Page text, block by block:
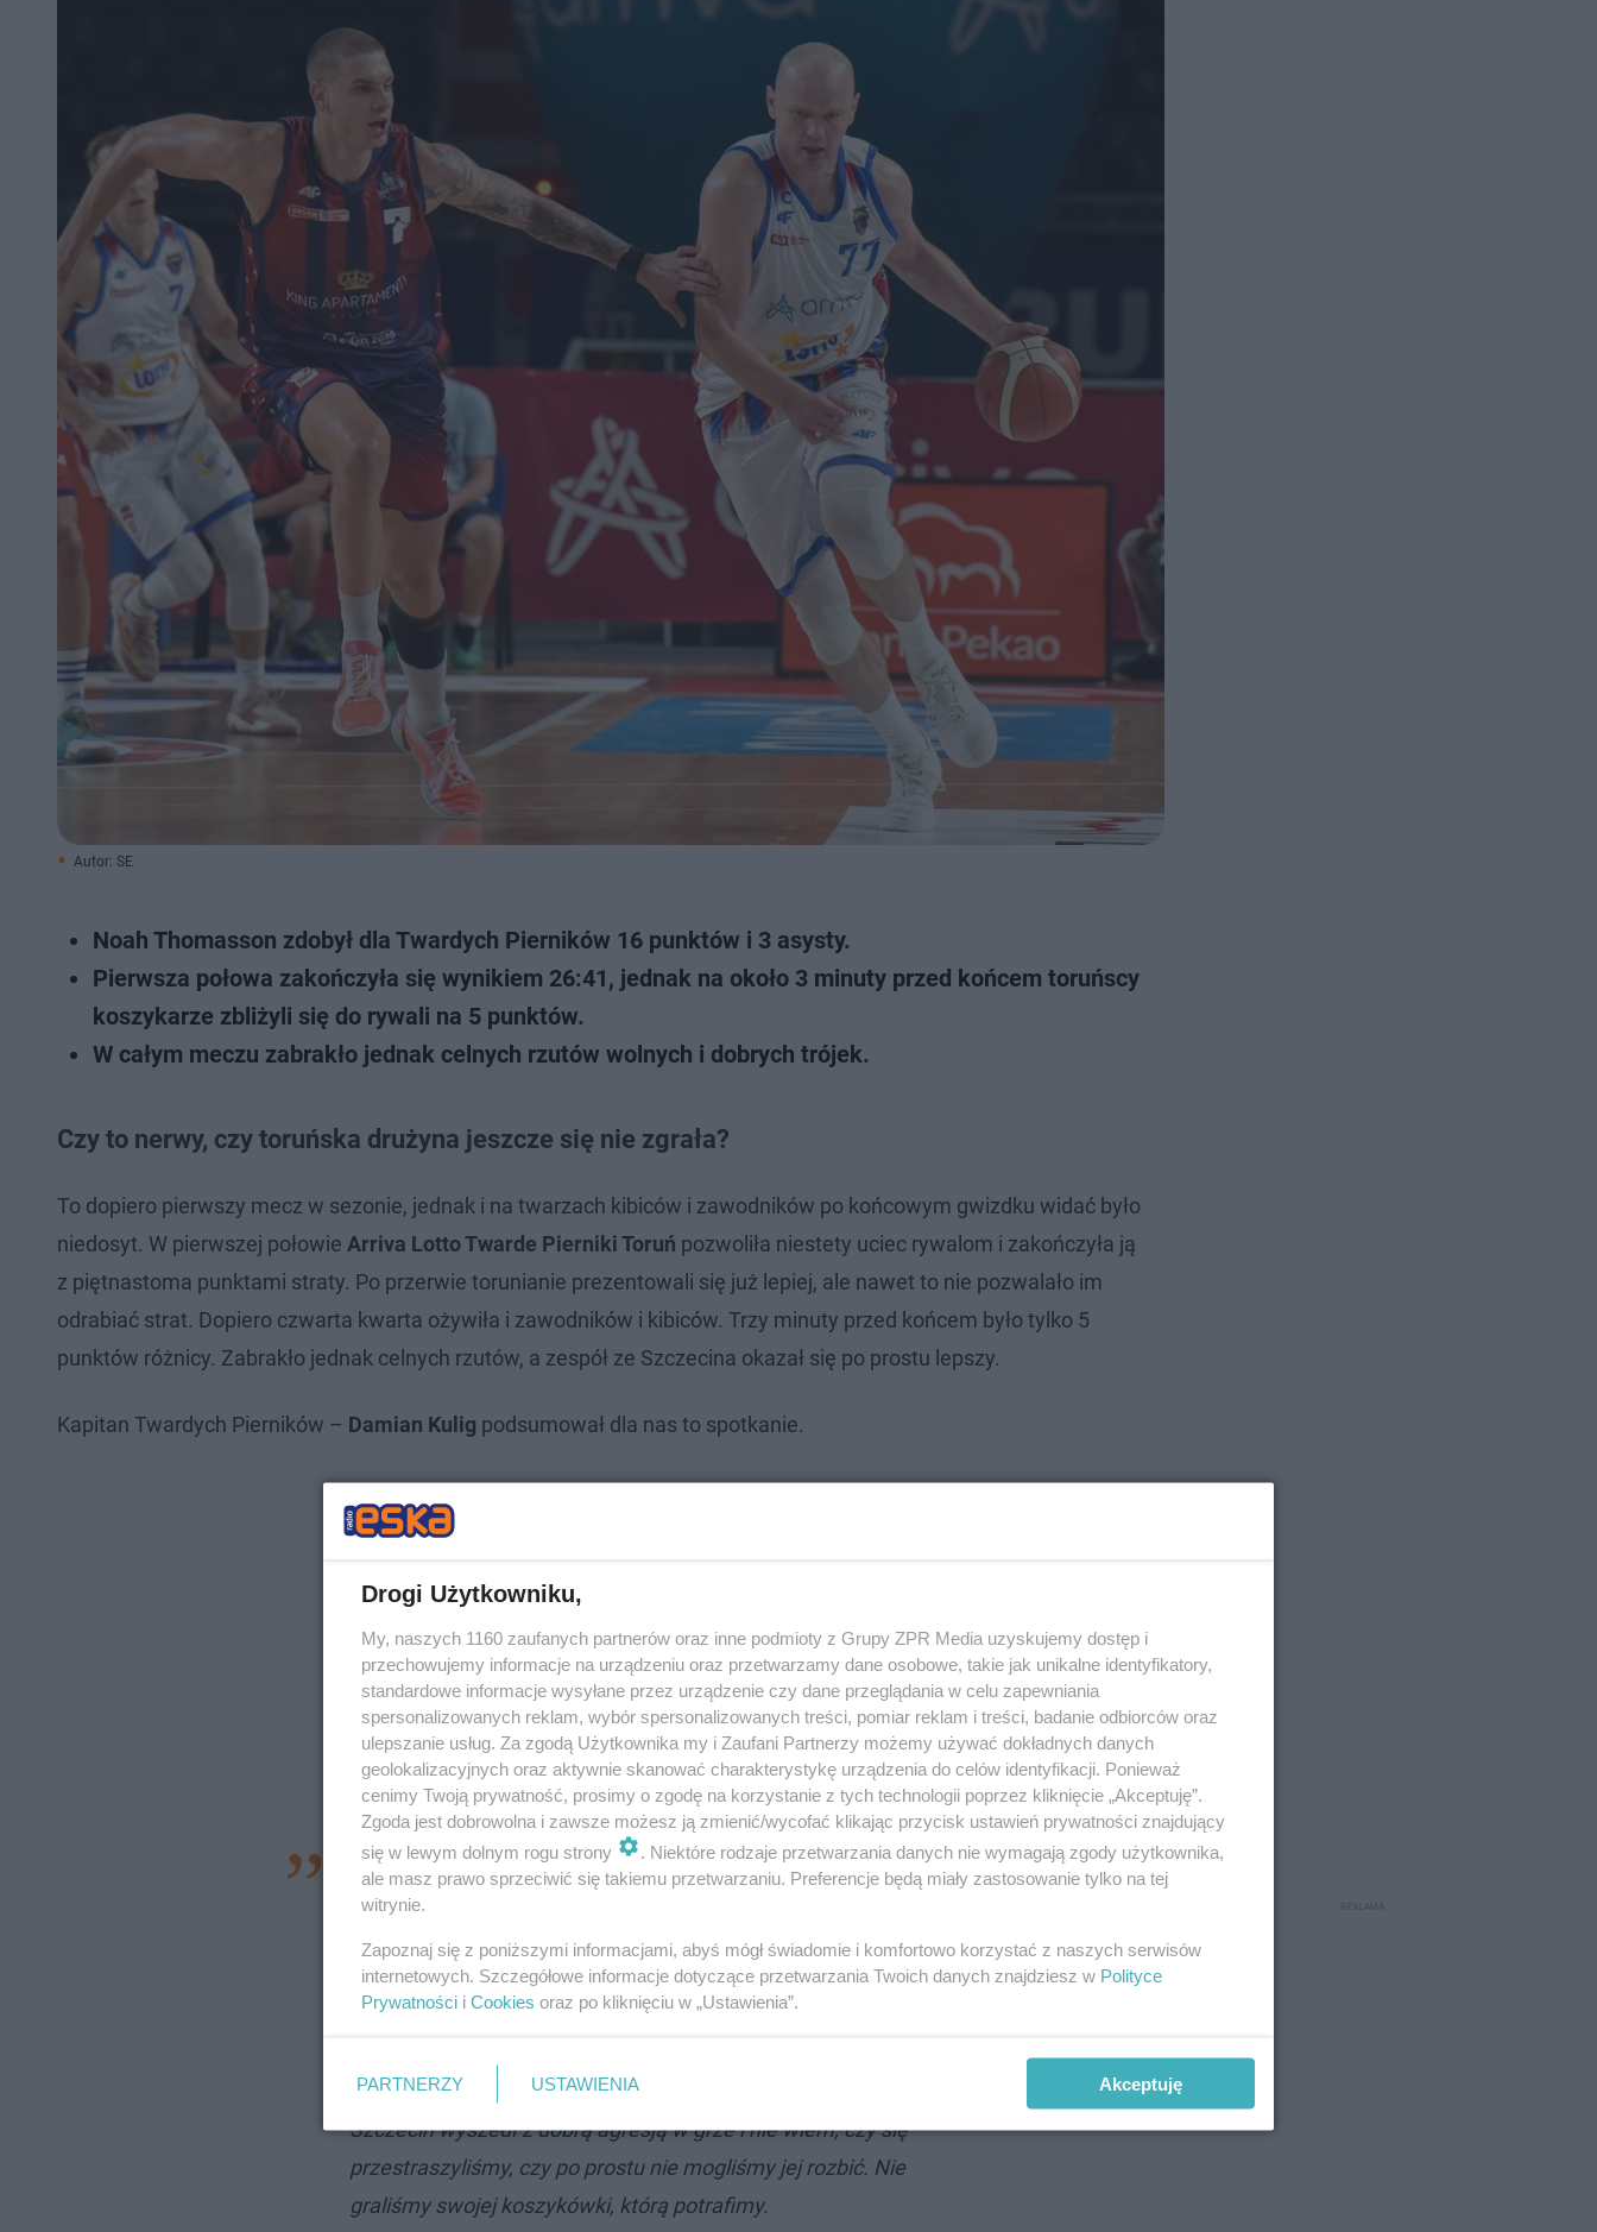
Autor: SE
Noah Thomasson zdobył dla Twardych Pierników 16 punktów i 3 asysty.
Pierwsza połowa zakończyła się wynikiem 26:41, jednak na około 3 minuty przed końcem toruńscy
koszykarze zbliżyli się do rywali na 5 punktów.
W całym meczu zabrakło jednak celnych rzutów wolnych i dobrych trójek.
Czy to nerwy, czy toruńska drużyna jeszcze się nie zgrała?
To dopiero pierwszy mecz w sezonie, jednak i na twarzach kibiców i zawodników po końcowym gwizdku widać było
niedosyt. W pierwszej połowie Arriva Lotto Twarde Pierniki Toruń pozwoliła niestety uciec rywalom i zakończyła ją
z piętnastoma punktami straty. Po przerwie torunianie prezentowali się już lepiej, ale nawet to nie pozwalało im
odrabiać strat. Dopiero czwarta kwarta ożywiła i zawodników i kibiców. Trzy minuty przed końcem było tylko 5
punktów różnicy. Zabrakło jednak celnych rzutów, a zespół ze Szczecina okazał się po prostu lepszy.
Kapitan Twardych Pierników – Damian Kulig podsumował dla nas to spotkanie.
Myślę, że za lekko weszliśmy w to spotkanie. Daliśmy się
otworzyć Szczecinowi i narzucić ich styl gry i z tego na pewno
nie możemy być zadowoleni. Plusem było to, że w czwartej
kwarcie pokazałyśmy charakter i to, że potrafimy grać z każdym.
Myślę, że kosztowało nas to dużo energii i niestety w końcówce
się, że byliśmy dobrze przygotowani do tego meczu. Jednak
Szczecin wyszedł z dobrą agresją w grze i nie wiem, czy się
przestraszyliśmy, czy po prostu nie mogliśmy jej rozbić. Nie
graliśmy swojej koszykówki, którą potrafimy.
Drogi Użytkowniku,
My, naszych 1160 zaufanych partnerów oraz inne podmioty z Grupy ZPR Media uzyskujemy dostęp i
przechowujemy informacje na urządzeniu oraz przetwarzamy dane osobowe, takie jak unikalne identyfikatory,
standardowe informacje wysyłane przez urządzenie czy dane przeglądania w celu zapewniania
spersonalizowanych reklam, wybór spersonalizowanych treści, pomiar reklam i treści, badanie odbiorców oraz
ulepszanie usług. Za zgodą Użytkownika my i Zaufani Partnerzy możemy używać dokładnych danych
geolokalizacyjnych oraz aktywnie skanować charakterystykę urządzenia do celów identyfikacji. Ponieważ
cenimy Twoją prywatność, prosimy o zgodę na korzystanie z tych technologii poprzez kliknięcie „Akceptuję”.
Zgoda jest dobrowolna i zawsze możesz ją zmienić/wycofać klikając przycisk ustawień prywatności znajdujący
się w lewym dolnym rogu strony
. Niektóre rodzaje przetwarzania danych nie wymagają zgody użytkownika,
ale masz prawo sprzeciwić się takiemu przetwarzaniu. Preferencje będą miały zastosowanie tylko na tej
witrynie.
Zapoznaj się z poniższymi informacjami, abyś mógł świadomie i komfortowo korzystać z naszych serwisów
internetowych. Szczegółowe informacje dotyczące przetwarzania Twoich danych znajdziesz w Polityce
Prywatności i Cookies oraz po kliknięciu w „Ustawienia”.
PARTNERZY USTAWIENIA Akceptuję